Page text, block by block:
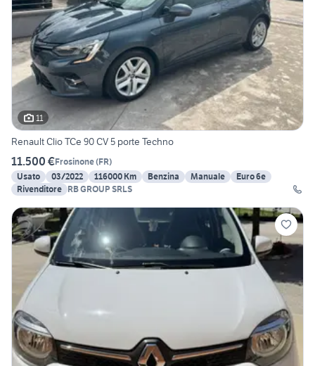
11
Renault Clio TCe 90 CV 5 porte Techno
11.500 €Frosinone(FR)
Usato
03/2022 116000 Km Benzina Manuale
Euro 6e
Rivenditore RB GROUP SRLS